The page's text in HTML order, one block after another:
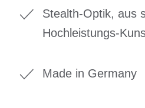
Stealth-Optik, aus
Hochleistungs-
Made in Germany